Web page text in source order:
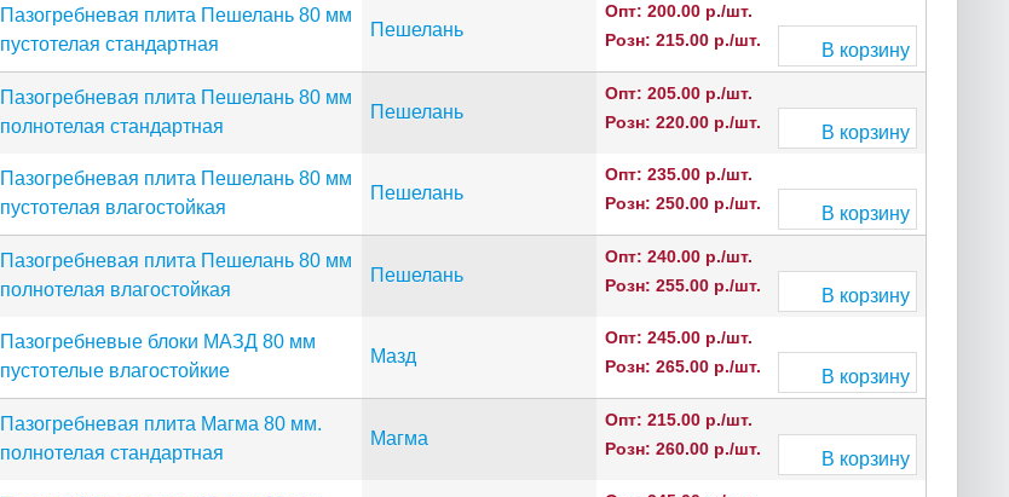
Пазогребневая плита Пешелань 80 мм
пустотелая стандартная
Пешелань
Опт: 200.00 р./шт.
Розн: 215.00 р./шт.
В корзину
Пазогребневая плита Пешелань 80 мм
полнотелая стандартная
Пешелань
Опт: 205.00 р./шт.
Розн: 220.00 р./шт.
В корзину
Пазогребневая плита Пешелань 80 мм
пустотелая влагостойкая
Пешелань
Опт: 235.00 р./шт.
Розн: 250.00 р./шт.
В корзину
Пазогребневая плита Пешелань 80 мм
полнотелая влагостойкая
Пешелань
Опт: 240.00 р./шт.
Розн: 255.00 р./шт.
В корзину
Пазогребневые блоки МАЗД 80 мм
пустотелые влагостойкие
Мазд
Опт: 245.00 р./шт.
Розн: 265.00 р./шт.
В корзину
Пазогребневая плита Магма 80 мм.
полнотелая стандартная
Магма
Опт: 215.00 р./шт.
Розн: 260.00 р./шт.
В корзину